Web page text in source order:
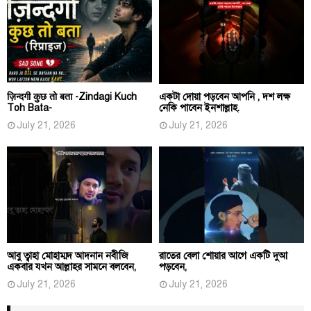
ज़िन्दगी कुछ तो बता -Zindagi Kuch
Toh Bata-
July 21, 2026
একটা দোয়া পড়বেন আপনি , দশ লক্ষ
নেকি পাবেন ইনশাল্লাহ.
July 21, 2026
আবু ত্বাহা মোহাম্মদ আদনান নবীজি
একবার যখন আল্লাহর সামনে বলবেন,
July 21, 2026
রাতের বেলা শোয়ার আগে একটি দুআ
পড়বেন,
July 21, 2026